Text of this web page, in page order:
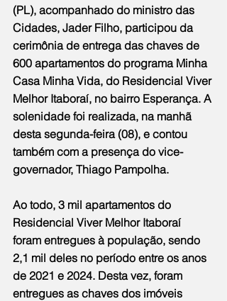
(PL), acompanhado do ministro das
Cidades, Jader Filho, participou da
cerimônia de entrega das chaves de
600 apartamentos do programa Minha
Casa Minha Vida, do Residencial Viver
Melhor Itaboraí, no bairro Esperança. A
solenidade foi realizada, na manhã
desta segunda-feira (08), e contou
também com a presença do vice-
governador, Thiago Pampolha.
Ao todo, 3 mil apartamentos do
Residencial Viver Melhor Itaboraí
foram entregues à população, sendo
2,1 mil deles no período entre os anos
de 2021 e 2024. Desta vez, foram
entregues as chaves dos imóveis